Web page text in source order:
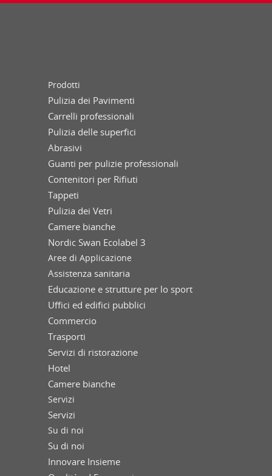
Prodotti
Pulizia dei Pavimenti
Carrelli professionali
Pulizia delle superfici
Abrasivi
Guanti per pulizie professionali
Contenitori per Rifiuti
Tappeti
Pulizia dei Vetri
Camere bianche
Nordic Swan Ecolabel 3
Aree di Applicazione
Assistenza sanitaria
Educazione e strutture per lo sport
Uffici ed edifici pubblici
Commercio
Trasporti
Servizi di ristorazione
Hotel
Camere bianche
Servizi
Servizi
Su di noi
Su di noi
Innovare Insieme